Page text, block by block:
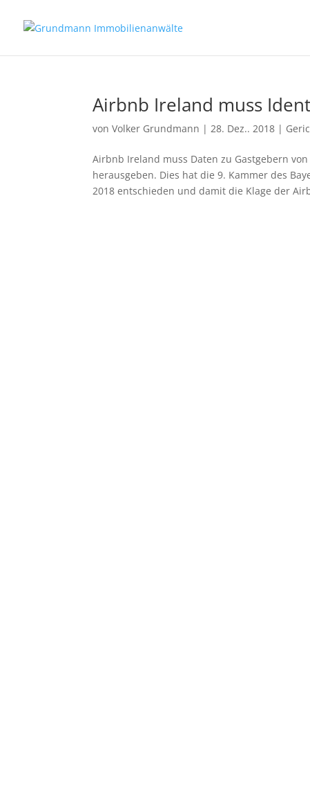
Airbnb Ireland muss
vonVolker Grundmann |28. Dez.. 2018 |
Airbnb Ireland muss Daten zu Gastgebern
herausgeben. Dies hat die 9. Kammer des
2018 entschieden und damit die Klage der